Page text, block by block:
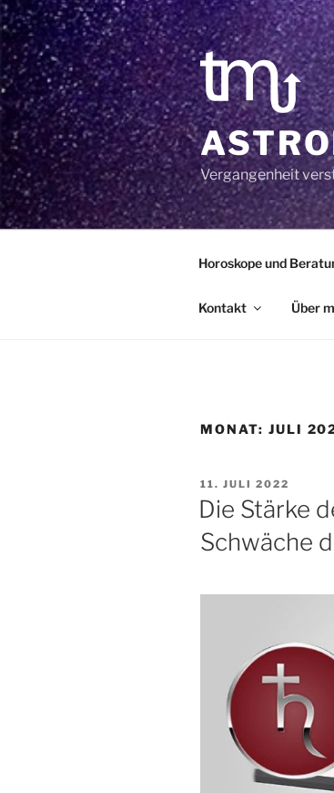
Zum
Inhalt
springen
Vergangenheit
Horoskope und
Kontakt Über
MONAT: JULI
VERÖFFENTLICHT
AM
11. JULI 2022
Die Stärke
Schwäche